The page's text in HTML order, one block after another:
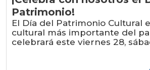
Patrimonio!
El Día del Patrimonio Cultural
cultural más importante del
celebrará este viernes 28,